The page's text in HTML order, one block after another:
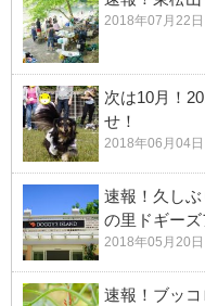
2018年07月22日
次は10月！
せ！
2018年06月04日
速報！久し
の里ドギーズ
2018年05月20日
速報！ブッ